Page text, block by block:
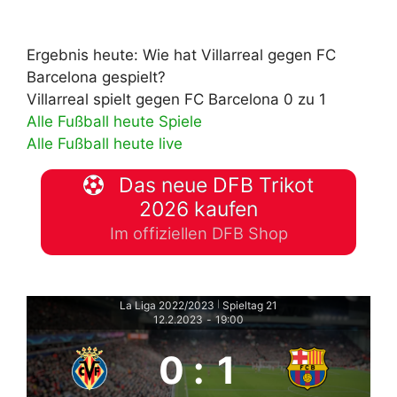
Ergebnis heute: Wie hat Villarreal gegen FC
Barcelona gespielt?
Villarreal spielt gegen FC Barcelona 0 zu 1
Alle Fußball heute Spiele
Alle Fußball heute live
Das neue DFB Trikot
2026 kaufen
Im offiziellen DFB Shop
La Liga 2022/2023
Spieltag 21
12.2.2023 - 19:00
0: 1